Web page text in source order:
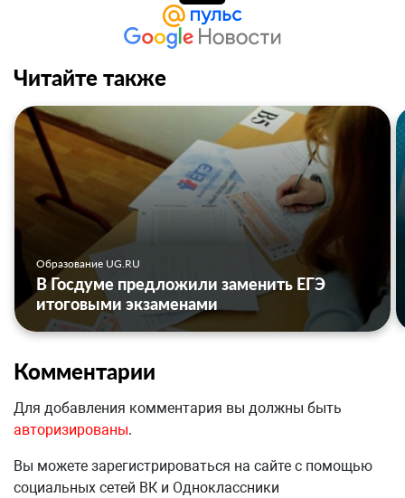
Читайте также
Образование UG.RU
В Госдуме предложили заменить ЕГЭ
итоговыми экзаменами
Комментарии
Для добавления комментария вы должны быть
авторизированы.
Вы можете зарегистрироваться на сайте с помощью
социальных сетей ВК и Одноклассники